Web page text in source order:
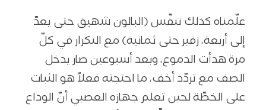
علّمناه كذلك تنفّس (البالون شهيق حتى يعدّ
إلى أربعة، زفير حتى ثمانية) مع التكرار في كلّ
مرة هدأت الدموع، وبعد أسبوعين صار يدخل
الصف مع تردّد أخف، ما احتجته فعلاً هو الثبات
على الخطّة لحين تعلم جهازه العصبي أنّ الوداع